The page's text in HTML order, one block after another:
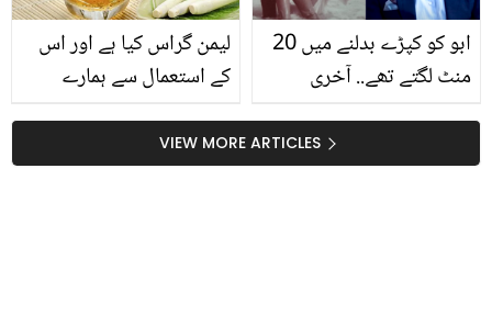
لیمن گراس کیا ہے اور اس
کے استعمال سے ہمارے
جسم میں کیا حیرت انگیز
تبدیلیاں رونما ہوتی ہیں
ابو کو کپڑے بدلنے میں 20
منٹ لگتے تھے.. آخری
لمحات میں مرحوم باپ کی
کیا حالت تھی؟ بیان کرتے
ہوئے اعجاز اسلم دکھی
VIEW MORE ARTICLES